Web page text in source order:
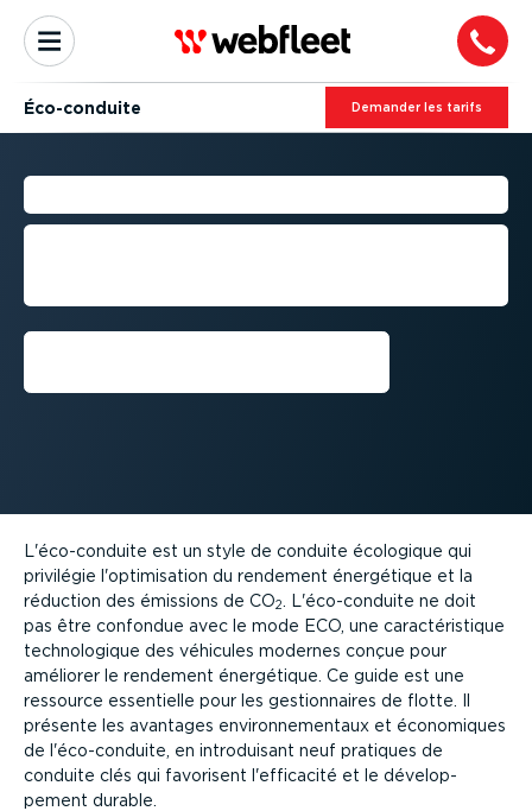
Éco-con­duite Demander les tarifs
ÉCO-CON­DUITE
Adoptez la conduite écologique pour
L'éco-con­duite est un style de conduite écologique qui
privilégie l'optimi­sation du rendement énergétique et la
réduction des émissions de CO2
. L'éco-con­duite ne doit
pas être confondue avec le mode ECO, une carac­té­ris­tique
techno­lo­gique des véhicules modernes conçue pour
améliorer le rendement énergétique. Ce guide est une
ressource essentielle pour les gestion­naires de flotte. Il
présente les avantages environ­ne­mentaux et économiques
de l'éco-con­duite, en intro­duisant neuf pratiques de
conduite clés qui favorisent l'efficacité et le dévelop­
pement durable.